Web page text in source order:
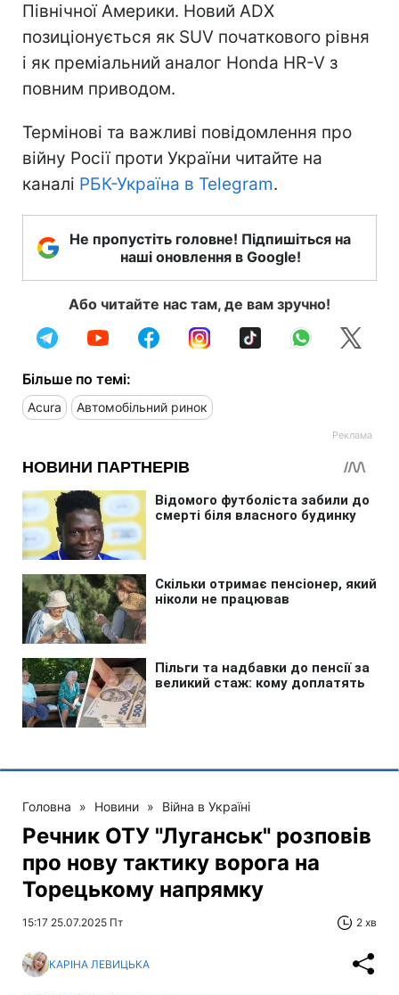
Північної Америки. Новий ADX
позиціонується як SUV початкового рівня
і як преміальний аналог Honda HR-V з
повним приводом.
Термінові та важливі повідомлення про
війну Росії проти України читайте на
каналі РБК-Україна в Telegram.
Не пропустіть головне! Підпишіться на
наші оновлення в Google!
Або читайте нас там, де вам зручно!
Більше по темі:
Acura Автомобільний ринок
Головна » Новини » Війна в Україні
Речник ОТУ "Луганськ" розповів
про нову тактику ворога на
Торецькому напрямку
15:17 25.07.2025 Пт 2 хв
КАРІНА ЛЕВИЦЬКА